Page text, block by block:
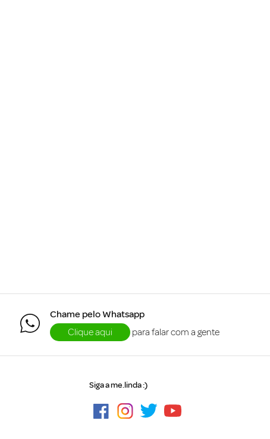
Chame pelo Whatsapp
Clique aqui
para falar com a gente
Siga a me.linda :)